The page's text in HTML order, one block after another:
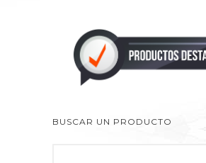
BUSCAR UN PRODUCTO